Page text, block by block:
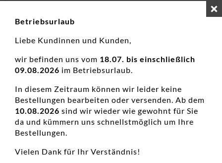
Hochzeitsschmuck, Neuheiten, Verlobungsringe
Damenring Mehrsteiner Antragsring 585 GG
Betriebsurlaub
Liebe Kundinnen und Kunden,
wir befinden uns vom 18.07. bis einschließlich
09.08.2026 im Betriebsurlaub.
In diesem Zeitraum können wir leider keine
Bestellungen bearbeiten oder versenden. Ab dem
10.08.2026 sind wir wieder wie gewohnt für Sie
da und kümmern uns schnellstmöglich um Ihre
Bestellungen.
Vielen Dank für Ihr Verständnis!